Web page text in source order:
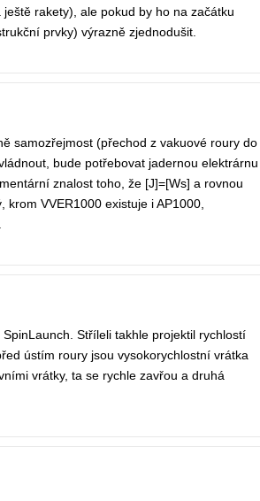
rakety), ale pokud by ho na začátku
prvky) výrazně zjednodušit.
samozřejmost (přechod z vakuové roury do
bude potřebovat jadernou elektrárnu
znalost toho, že [J]=[Ws] a rovnou
VVER1000 existuje i AP1000,
Stříleli takhle projektil rychlostí
ústím roury jsou vysokorychlostní vrátka
vrátky, ta se rychle zavřou a druhá